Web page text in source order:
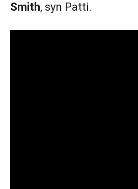
Smith, syn Patti.